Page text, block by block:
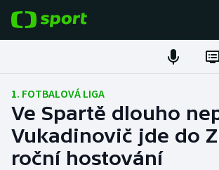
Fotbal
Hokej
Tenis
1. FOTBALOVÁ LIGA
Ve Spartě dlouho
Vukadinovič jde do
roční hostování